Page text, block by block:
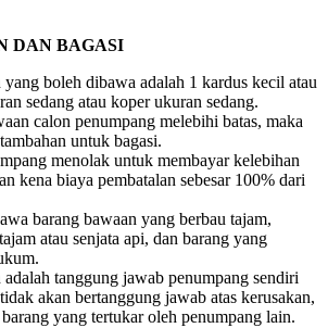
DAN BAGASI
yang boleh dibawa adalah 1 kardus kecil atau
sedang atau koper ukuran sedang.
calon penumpang melebihi batas, maka
untuk bagasi.
menolak untuk membayar kelebihan
kena biaya pembatalan sebesar 100% dari
barang bawaan yang berbau tajam,
atau senjata api, dan barang yang
tanggung jawab penumpang sendiri
akan bertanggung jawab atas kerusakan,
yang tertukar oleh penumpang lain.